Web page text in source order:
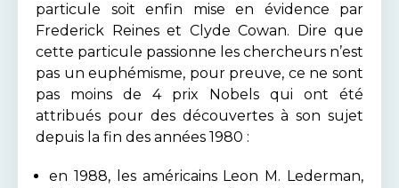
particule soit enfin mise en évidence par
Frederick Reines et Clyde Cowan. Dire que
cette particule passionne les chercheurs n’est
pas un euphémisme, pour preuve, ce ne sont
pas moins de 4 prix Nobels qui ont été
attribués pour des découvertes à son sujet
depuis la fin des années 1980 :
en 1988, les américains Leon M. Lederman,